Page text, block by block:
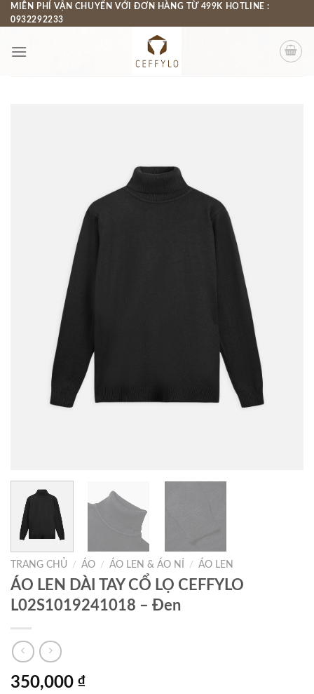
Chuyển
đến
dung
MIỄN PHÍ VẬN CHUYỂN VỚI ĐƠN HÀNG TỪ 499K HOTLINE :
0932292233
TRANG CHỦ / ÁO / ÁO LEN & ÁO NỈ / ÁO LEN
ÁO LEN DÀI TAY CỔ LỌ CEFFYLO
L02S1019241018 – Đen
350,000 ₫